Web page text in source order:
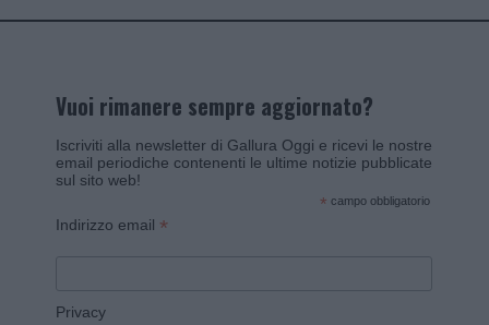
Vuoi rimanere sempre aggiornato?
Iscriviti alla newsletter di Gallura Oggi e ricevi le nostre
email periodiche contenenti le ultime notizie pubblicate
sul sito web!
* campo obbligatorio
Indirizzo email *
Privacy